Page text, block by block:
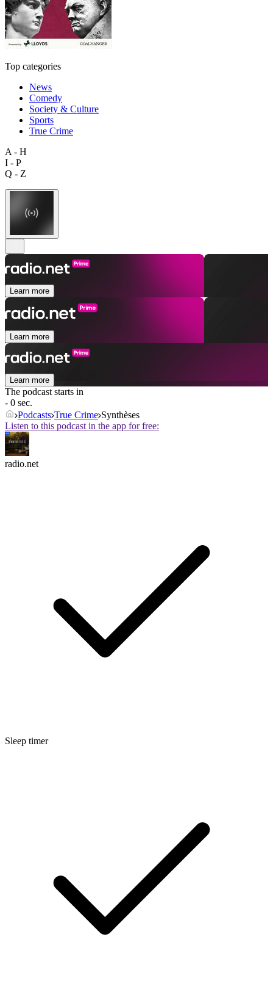
Top categories
News
Comedy
Society & Culture
Sports
True Crime
A - H
I - P
Q - Z
Learn more
Learn more
Learn more
The podcast starts in
- 0 sec.
Podcasts True Crime Synthèses
Listen to this podcast in the app for free:
radio.net
Sleep timer